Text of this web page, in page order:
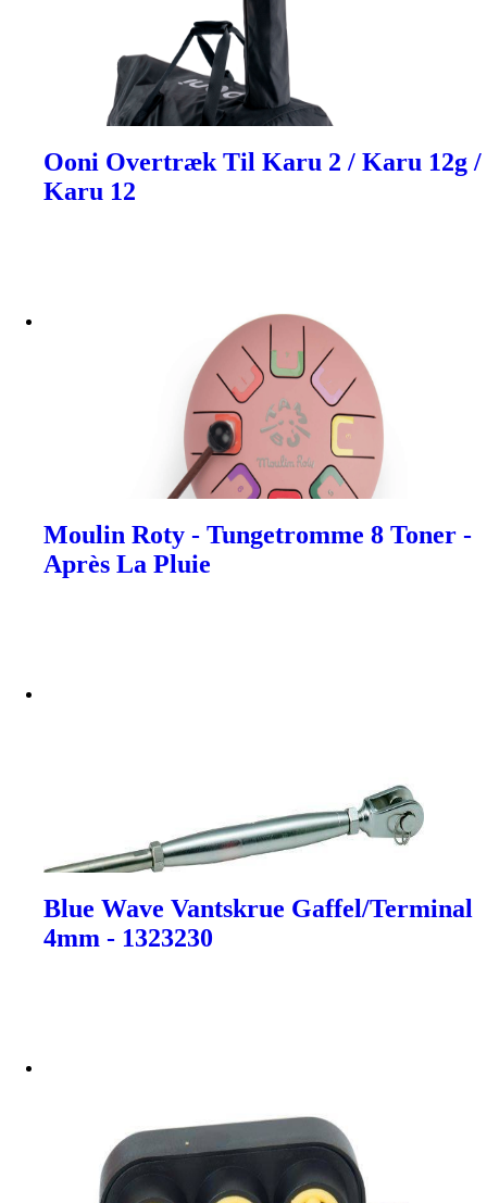
Ooni Overtræk Til Karu 2 / Karu 12g /
Karu 12
Moulin Roty - Tungetromme 8 Toner -
Après La Pluie
Blue Wave Vantskrue Gaffel/Terminal
4mm - 1323230